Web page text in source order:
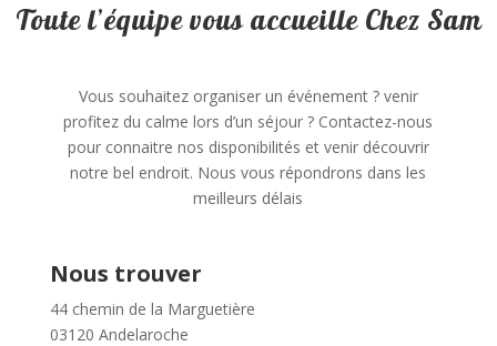
Toute l’équipe vous accueille Chez Sam
Vous souhaitez organiser un événement ? venir
profitez du calme lors d’un séjour ? Contactez-nous
pour connaitre nos disponibilités et venir découvrir
notre bel endroit. Nous vous répondrons dans les
meilleurs délais
Nous trouver
44 chemin de la Marguetière
03120 Andelaroche